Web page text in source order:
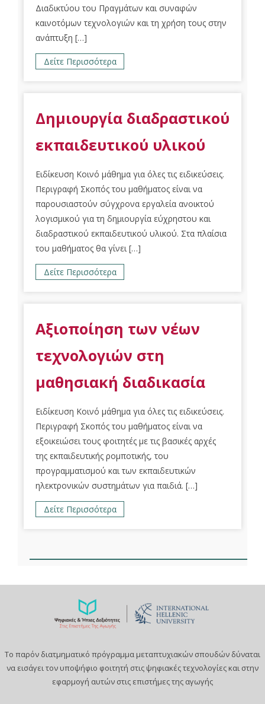
Διαδικτύου του Πραγμάτων και συναφών
καινοτόμων τεχνολογιών και τη χρήση τους στην
ανάπτυξη […]
Δείτε Περισσότερα
Δημιουργία διαδραστικού
εκπαιδευτικού υλικού
Ειδίκευση Κοινό μάθημα για όλες τις ειδικεύσεις.
Περιγραφή Σκοπός του μαθήματος είναι να
παρουσιαστούν σύγχρονα εργαλεία ανοικτού
λογισμικού για τη δημιουργία εύχρηστου και
διαδραστικού εκπαιδευτικού υλικού. Στα πλαίσια
του μαθήματος θα γίνει […]
Δείτε Περισσότερα
Αξιοποίηση των νέων
τεχνολογιών στη
μαθησιακή διαδικασία
Ειδίκευση Κοινό μάθημα για όλες τις ειδικεύσεις.
Περιγραφή Σκοπός του μαθήματος είναι να
εξοικειώσει τους φοιτητές με τις βασικές αρχές
της εκπαιδευτικής ρομποτικής, του
προγραμματισμού και των εκπαιδευτικών
ηλεκτρονικών συστημάτων για παιδιά. […]
Δείτε Περισσότερα
Το παρόν διατμηματικό πρόγραμμα μεταπτυχιακών σπουδών δύναται
να εισάγει τον υποψήφιο φοιτητή στις ψηφιακές τεχνολογίες και στην
εφαρμογή αυτών στις επιστήμες της αγωγής